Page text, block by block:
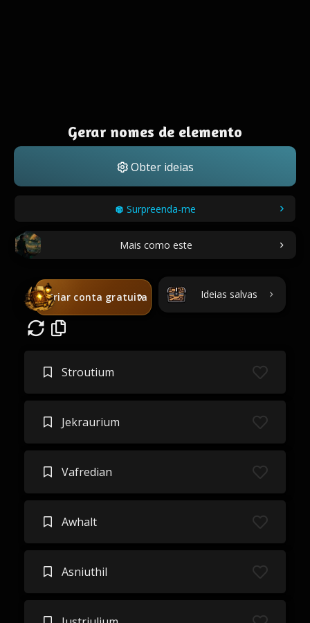
Gerar nomes de elemento
Obter ideias
Surpreenda-me
Mais como este
Criar conta gratuita Ideias salvas
Stroutium
Jekraurium
Vafredian
Awhalt
Asniuthil